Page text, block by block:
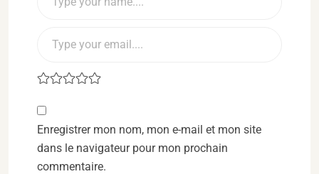
Enregistrer mon nom, mon e-mail et mon site
dans le navigateur pour mon prochain
commentaire.